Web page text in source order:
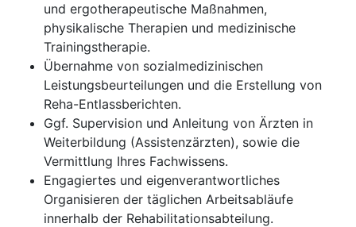
und ergotherapeutische Maßnahmen,
physikalische Therapien und medizinische
Trainingstherapie.
Übernahme von sozialmedizinischen
Leistungsbeurteilungen und die Erstellung von
Reha-Entlassberichten.
Ggf. Supervision und Anleitung von Ärzten in
Weiterbildung (Assistenzärzten), sowie die
Vermittlung Ihres Fachwissens.
Engagiertes und eigenverantwortliches
Organisieren der täglichen Arbeitsabläufe
innerhalb der Rehabilitationsabteilung.